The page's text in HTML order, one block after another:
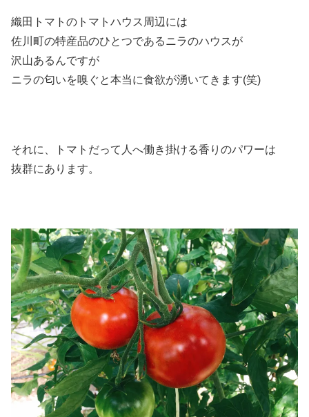
織田トマトのトマトハウス周辺には
佐川町の特産品のひとつであるニラのハウスが
沢山あるんですが
ニラの匂いを嗅ぐと本当に食欲が湧いてきます(笑)
それに、トマトだって人へ働き掛ける香りのパワーは
抜群にあります。